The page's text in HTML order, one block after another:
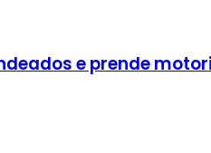
e prende